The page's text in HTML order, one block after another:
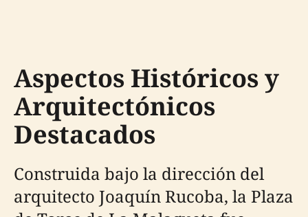
Aspectos Históricos y
Arquitectónicos
Destacados
Construida bajo la dirección del
arquitecto Joaquín Rucoba, la Plaza